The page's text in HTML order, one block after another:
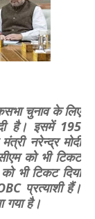
चुनाव के लिए
है। इसमें 195
नरेन्द्र मोदी
को भी टिकट
भी टिकट दिया
प्रत्याशी हैं।
गया है।